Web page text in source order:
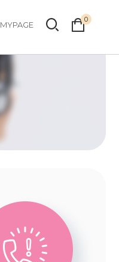
MYPAGE
0